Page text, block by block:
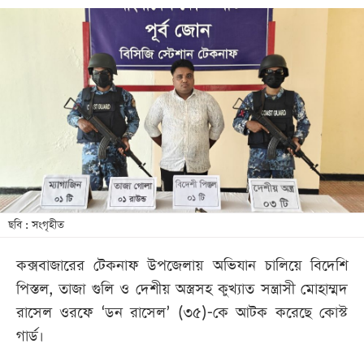
আন্তর্জাতিক
বিনোদন
স্টাইল
শিক্ষা
সব
বিভাগ
ছবি : সংগৃহীত
কক্সবাজারের টেকনাফ উপজেলায় অভিযান চালিয়ে বিদেশি
পিস্তল, তাজা গুলি ও দেশীয় অস্ত্রসহ কুখ্যাত সন্ত্রাসী মোহাম্মদ
রাসেল ওরফে ‘ডন রাসেল’ (৩৫)-কে আটক করেছে কোস্ট
গার্ড।